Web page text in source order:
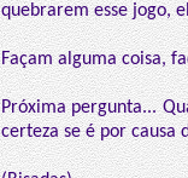
quebrarem esse jogo,
Façam alguma coisa,
Próxima pergunta...
certeza se é por causa